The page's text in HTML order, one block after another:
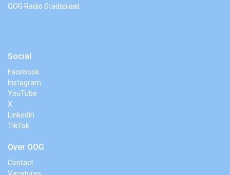
OOG Radio Stadsplaat
Social
Facebook
Instagram
YouTube
X
LinkedIn
TikTok
Over OOG
Contact